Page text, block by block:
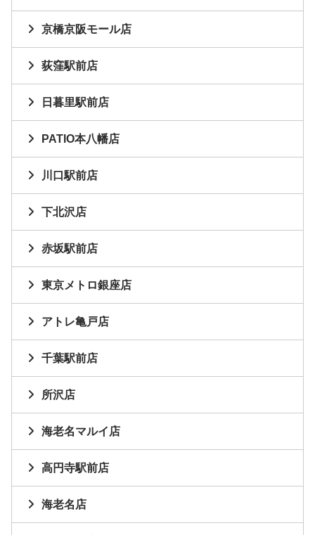
京橋京阪モール店
荻窪駅前店
日暮里駅前店
PATIO本八幡店
川口駅前店
下北沢店
赤坂駅前店
東京メトロ銀座店
アトレ亀戸店
千葉駅前店
所沢店
海老名マルイ店
高円寺駅前店
海老名店